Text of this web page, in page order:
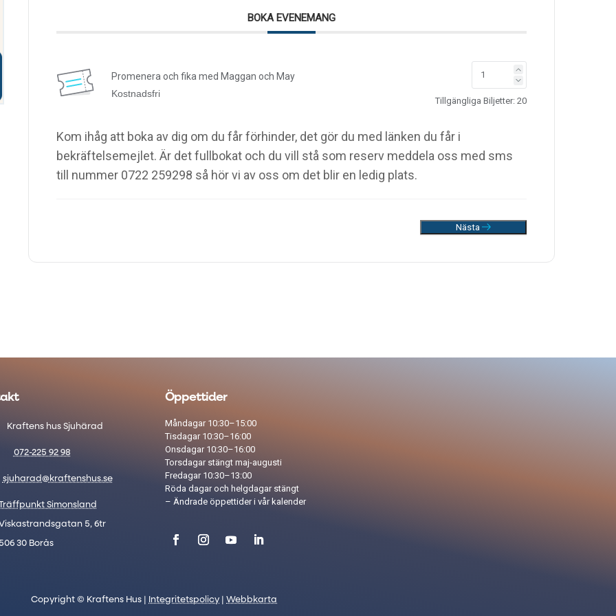
BOKA EVENEMANG
Promenera och fika med Maggan och May
Kostnadsfri
Tillgängliga Biljetter: 20
Kom ihåg att boka av dig om du får förhinder, det gör du med länken du får i
bekräftelsemejlet. Är det fullbokat och du vill stå som reserv meddela oss med sms
till nummer 0722 259298 så hör vi av oss om det blir en ledig plats.
Nästa
Kraftens hus Sjuhärad
072-225 92 98
sjuharad@kraftenshus.se
Simonsland
5, 6tr
30 Borås
Öppettider
Måndagar 10:30–15:00
Tisdagar 10:30–16:00
Onsdagar 10:30–16:00
Torsdagar stängt maj-augusti
Fredagar 10:30–13:00
Röda dagar och helgdagar stängt​
– Ändrade öppettider i vår kalender
Copyright © Kraftens Hus | Integritetspolicy Webbkarta